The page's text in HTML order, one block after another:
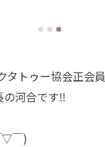
タトゥー協会正会員
河合です‼︎
▽￣)